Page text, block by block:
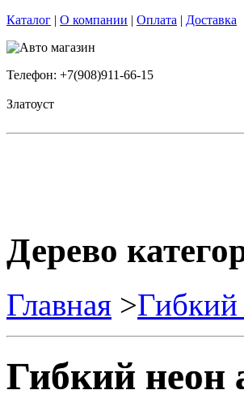
Каталог | О компании | Оплата | Доставка
Телефон: +7(908)911-66-15
Златоуст
Дерево
Главная >
Гибкий неон